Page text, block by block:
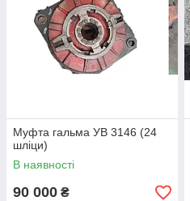
Муфта гальма УВ 3146 (24
шліци)
В наявності
90 000 ₴